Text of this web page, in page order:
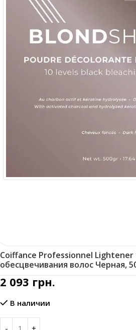
Coiffance Professionnel
обесцвечивания волос Черная,
2 093 грн.
В наличии